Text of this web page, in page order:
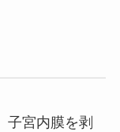
子宮内膜を剥